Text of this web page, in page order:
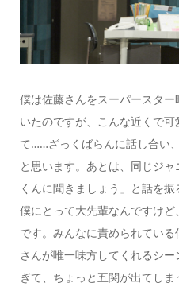
僕は佐藤さんをスーパースタ
いたのですが、こんな近くで
て……ざっくばらんに話し合い
と思います。あとは、同じジ
くんに聞きましょう」と話を
僕にとって大先輩なんですけ
です。みんなに責められてい
さんが唯一味方してくれるシ
ぎて、ちょっと五関が出てし